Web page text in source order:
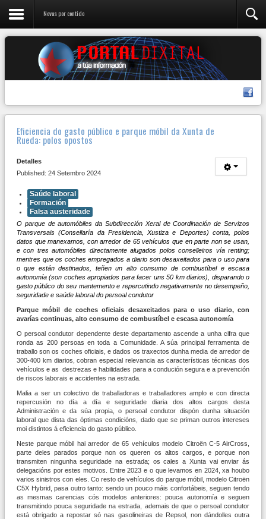
Novas por contido
Eficiencia do gasto público e parque móbil da Xunta de
Rueda: polos opostos
Detalles
Published: 24 Setembro 2024
Saúde laboral
Formación
Falsa austeridade
O parque de automóbiles da Subdirección Xeral de Coordinación de Servizos
Transversais (Consellaría da Presidencia, Xustiza e Deportes) conta, polos
datos que manexamos, con arredor de 65 vehículos que en parte non se usan,
e con tres automóbiles directamente alugados polos conselleiros vía renting;
mentres que os coches empregados a diario son desaxeitados para o uso para
o que están destinados, teñen un alto consumo de combustíbel e escasa
autonomía (son coches apropiados para facer uns 50 km diarios), disparando o
gasto público do seu mantemento e repercutindo negativamente no desempeño,
seguridade e saúde laboral do persoal condutor
Parque móbil de coches oficiais desaxeitados para o uso diario, con
avarías continuas, alto consumo de combustíbel e escasa autonomía
O persoal condutor dependente deste departamento ascende a unha cifra que
ronda as 200 persoas en toda a Comunidade. A súa principal ferramenta de
traballo son os coches oficiais, e dados os traxectos dunha media de arredor de
300-400 km diarios, cobran especial relevancia as características técnicas dos
vehículos e as destrezas e habilidades para a condución segura e a prevención
de riscos laborais e accidentes na estrada.
Malia a ser un colectivo de traballadoras e traballadores amplo e con directa
repercusión no día a día e seguridade diaria dos altos cargos desta
Administración e da súa propia, o persoal condutor dispón dunha situación
laboral que dista das óptimas condicións, dado que se priman outros intereses
moi distintos á eficiencia do gasto público.
Neste parque móbil hai arredor de 65 vehículos modelo Citroën C-5 AirCross,
parte deles parados porque non os queren os altos cargos, e porque non
transmiten ningunha seguridade na estrada; os cales a Xunta vai enviar ás
delegacións por estes motivos. Entre 2023 e o que levamos en 2024, xa houbo
varios sinistros con eles. Co resto de vehículos do parque móbil, modelo Citroën
C5X Hybrid, pasa outro tanto: sendo un pouco máis confortábeis, seguen tendo
as mesmas carencias cós modelos anteriores: pouca autonomía e seguen
transmitindo pouca seguridade na estrada, ademais de que o persoal condutor
está obrigado a repostar só nas gasolineiras de Repsol, non dándolles outra